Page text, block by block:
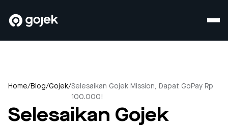
Home/Blog/Gojek/Selesaikan Gojek Mission, Dapat GoPay Rp
100.000!
Selesaikan Gojek